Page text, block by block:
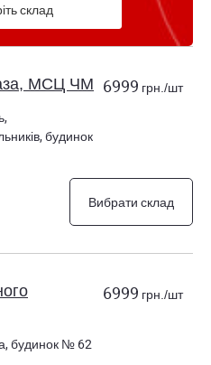
склад
МСЦ ЧМ
будинок
6999 грн./шт
Вибрати склад
будинок № 62
6999 грн./шт